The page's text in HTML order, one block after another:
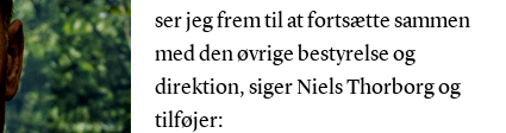
ser jeg frem til at fortsætte sammen
med den øvrige bestyrelse og
direktion, siger Niels Thorborg og
tilføjer: